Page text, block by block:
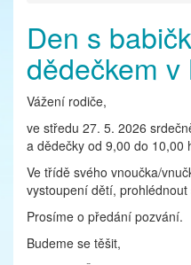
Den s
dědečkem v
Vážení rodiče,
ve středu 27. 5. 2026
a dědečky od 9,00 do 10,00
Ve třídě svého vnoučka/
vystoupení dětí,
Prosíme o předání pozvání.
Budeme se těšit,